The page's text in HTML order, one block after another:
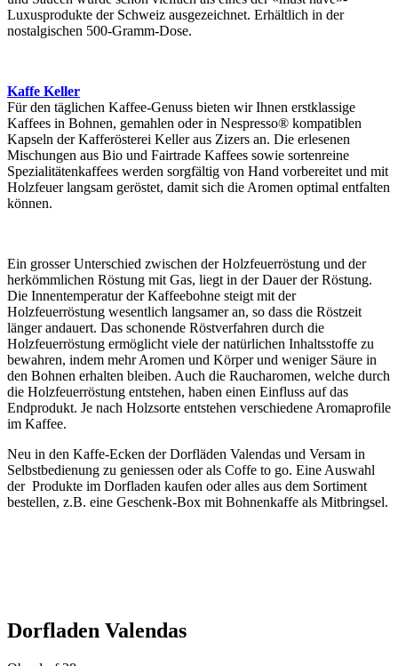
Luxusprodukte der Schweiz ausgezeichnet. Erhältlich in der
nostalgischen 500-Gramm-Dose.
Kaffe Keller
Für den täglichen Kaffee-Genuss bieten wir Ihnen erstklassige
Kaffees in Bohnen, gemahlen oder in Nespresso® kompatiblen
Kapseln der Kafferösterei Keller aus Zizers an. Die erlesenen
Mischungen aus Bio und Fairtrade Kaffees sowie sortenreine
Spezialitätenkaffees werden sorgfältig von Hand vorbereitet und mit
Holzfeuer langsam geröstet, damit sich die Aromen optimal entfalten
können.
Ein grosser Unterschied zwischen der Holzfeuerröstung und der
herkömmlichen Röstung mit Gas, liegt in der Dauer der Röstung.
Die Innentemperatur der Kaffeebohne steigt mit der
Holzfeuerröstung wesentlich langsamer an, so dass die Röstzeit
länger andauert. Das schonende Röstverfahren durch die
Holzfeuerröstung ermöglicht viele der natürlichen Inhaltsstoffe zu
bewahren, indem mehr Aromen und Körper und weniger Säure in
den Bohnen erhalten bleiben. Auch die Raucharomen, welche durch
die Holzfeuerröstung entstehen, haben einen Einfluss auf das
Endprodukt. Je nach Holzsorte entstehen verschiedene Aromaprofile
im Kaffee.
Neu in den Kaffe-Ecken der Dorfläden Valendas und Versam in
Selbstbedienung zu geniessen oder als Coffe to go. Eine Auswahl
der Produkte im Dorfladen kaufen oder alles aus dem Sortiment
bestellen, z.B. eine Geschenk-Box mit Bohnenkaffe als Mitbringsel.
Dorfladen Valendas